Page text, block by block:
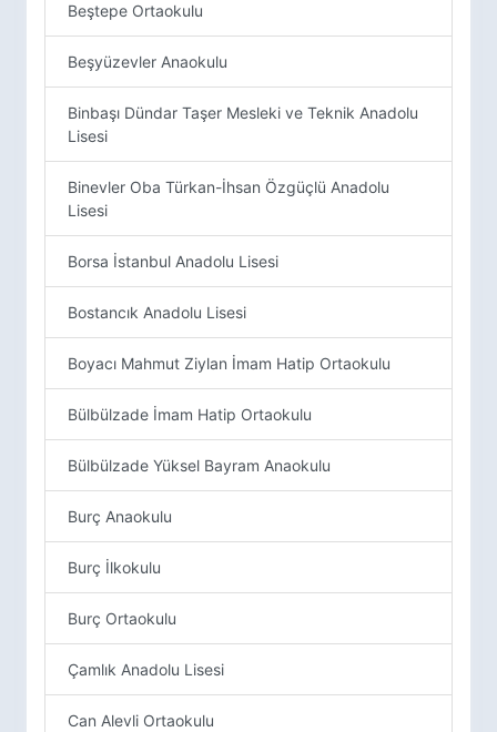
Beştepe Ortaokulu
Beşyüzevler Anaokulu
Binbaşı Dündar Taşer Mesleki ve Teknik Anadolu
Lisesi
Binevler Oba Türkan-İhsan Özgüçlü Anadolu
Lisesi
Borsa İstanbul Anadolu Lisesi
Bostancık Anadolu Lisesi
Boyacı Mahmut Ziylan İmam Hatip Ortaokulu
Bülbülzade İmam Hatip Ortaokulu
Bülbülzade Yüksel Bayram Anaokulu
Burç Anaokulu
Burç İlkokulu
Burç Ortaokulu
Çamlık Anadolu Lisesi
Can Alevli Ortaokulu